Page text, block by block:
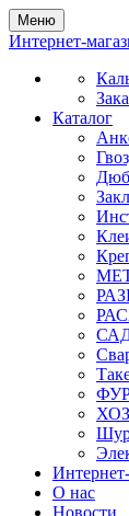
Меню
Интернет-
Каталог
О нас
Новости